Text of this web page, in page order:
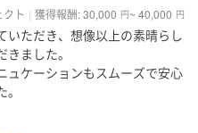
クト 獲得報酬: 30,000 円~ 40,000 円
いただき、想像以上の素晴らし
ました。
ュケーションもスムーズで安心